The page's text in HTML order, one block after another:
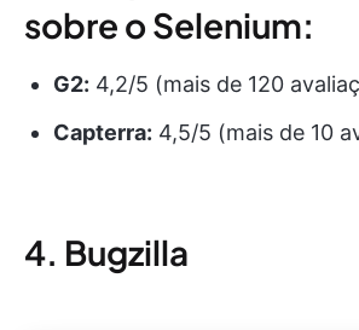
sobre o Selenium:
G2: 4,2/5 (mais de 120
Capterra: 4,5/5 (mais de 10
4. Bugzilla